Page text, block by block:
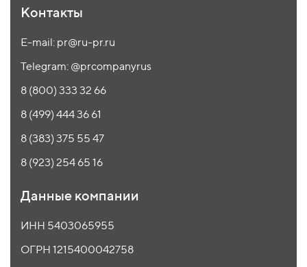
Контакты
E-mail: pr@ru-pr.ru
Telegram: @prcompanyrus
8 (800) 333 32 66
8 (499) 444 36 61
8 (383) 375 55 47
8 (923) 254 65 16
Данные компании
ИНН 5403065955
ОГРН 1215400042758